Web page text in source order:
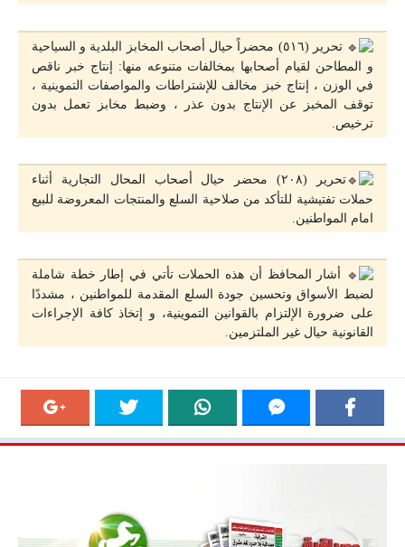
تحرير (٥١٦) محضراً حيال أصحاب المخابز البلدية و السياحية
و المطاحن لقيام أصحابها بمخالفات متنوعه منها: إنتاج خبر ناقص
في الوزن ، إنتاج خبز مخالف للإشتراطات والمواصفات التموينية ،
توقف المخبز عن الإنتاج بدون عذر ، وضبط مخابز تعمل بدون
ترخيص.
تحرير (٢٠٨) محضر حيال أصحاب المحال التجارية أثناء
حملات تفتيشية للتأكد من صلاحية السلع والمنتجات المعروضة للبيع
امام المواطنين.
أشار المحافظ أن هذه الحملات تأتي في إطار خطة شاملة
لضبط الأسواق وتحسين جودة السلع المقدمة للمواطنين ، مشددًا
على ضرورة الإلتزام بالقوانين التموينية، و إتخاذ كافة الإجراءات
القانونية حيال غير الملتزمين.